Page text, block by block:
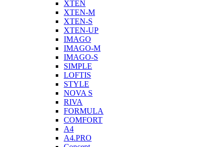
XTEN
XTEN-M
XTEN-S
XTEN-UP
IMAGO
IMAGO-M
IMAGO-S
SIMPLE
LOFTIS
STYLE
NOVA S
RIVA
FORMULA
COMFORT
A4
A4.PRO